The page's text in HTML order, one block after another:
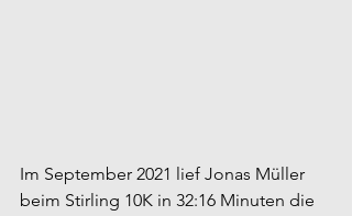
Im September 2021 lief Jonas Müller
beim Stirling 10K in 32:16 Minuten die